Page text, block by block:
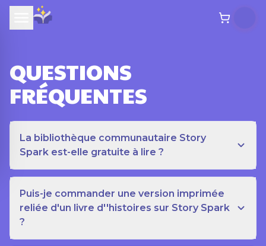
QUESTIONS
FRÉQUENTES
La bibliothèque communautaire Story
Spark est-elle gratuite à lire ?
Puis-je commander une version imprimée
reliée d'un livre d''histoires sur Story Spark
?